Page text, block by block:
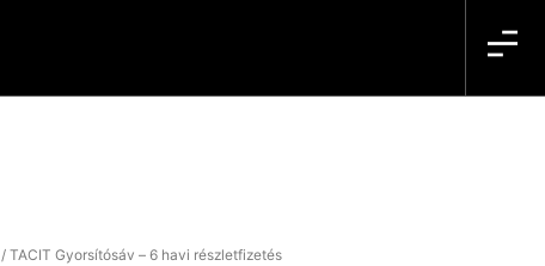
/ TACIT Gyorsítósáv – 6 havi részletfizetés